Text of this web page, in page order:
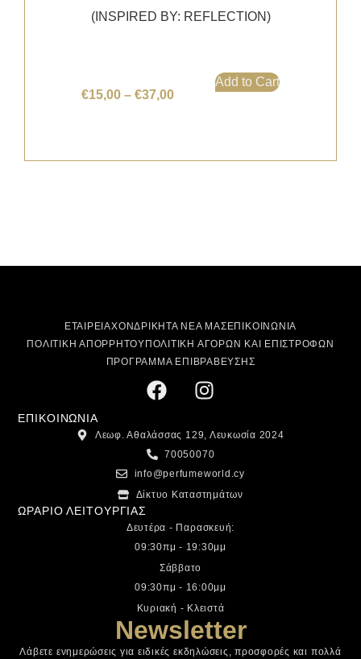
(INSPIRED BY: REFLECTION)
€15,00 – €37,00
Add to Cart
ΕΤΑΙΡΕΙΑΧΟΝΔΡΙΚΗΤΑ ΝΕΑ ΜΑΣΕΠΙΚΟΙΝΩΝΙΑ
ΠΟΛΙΤΙΚΗ ΑΠΟΡΡΗΤΟΥΠΟΛΙΤΙΚΗ ΑΓΟΡΩΝ ΚΑΙ ΕΠΙΣΤΡΟΦΩΝ
ΠΡΟΓΡΑΜΜΑ ΕΠΙΒΡΑΒΕΥΣΗΣ
ΕΠΙΚΟΙΝΩΝΙΑ
Λεωφ. Αθαλάσσας 129, Λευκωσία 2024
70050070
info@perfumeworld.cy
Δίκτυο Καταστημάτων
ΩΡΑΡΙΟ ΛΕΙΤΟΥΡΓΙΑΣ
Δευτέρα - Παρασκευή:
09:30πμ - 19:30μμ
Σάββατο
09:30πμ - 16:00μμ
Κυριακή - Κλειστά
Newsletter
Λάβετε ενημερώσεις για ειδικές εκδηλώσεις, προσφορές και πολλά